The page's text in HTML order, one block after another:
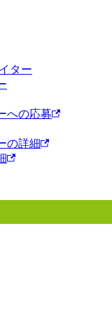
ター
への応募
の詳細